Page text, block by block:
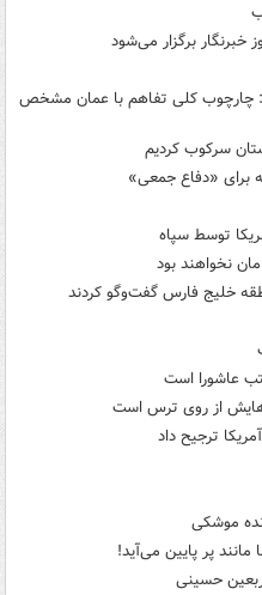
برگزار می‌شود
کلی تفاهم با عمان مشخص
سرکوب کردیم
برای «دفاع جمعی»
توسط سپاه
نخواهند بود
خلیج فارس گفت‌وگو کردند
عاشورا است
از روی ترس است
ترجیح داد
موشکی
پر پایین می‌آید!
حسینی